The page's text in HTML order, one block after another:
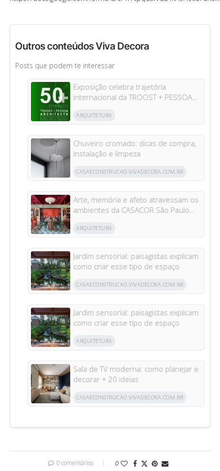
Outros conteúdos Viva Decora
Posts que podem te interessar
Exposição celebra trajetória
internacional da TROOST + PESSOA
ARQUITETURA
Chuveiro cromado: dicas de compra,
instalação e limpeza
CASAECONSTRUCAO.VIVADECORA.COM.BR
Arte, memória e afeto atravessam os
ambientes da CASACOR São Paulo
ARQUITETURA
Jardim sensorial: paisagistas explicam
como criar esse tipo de espaço
CASAECONSTRUCAO.VIVADECORA.COM.BR
Jardim sensorial: paisagistas explicam
como criar esse tipo de espaço
ARQUITETURA
Sala de TV moderna: como planejar e
decorar + 20 ideias
CASAECONSTRUCAO.VIVADECORA.COM.BR
0 comentários 0